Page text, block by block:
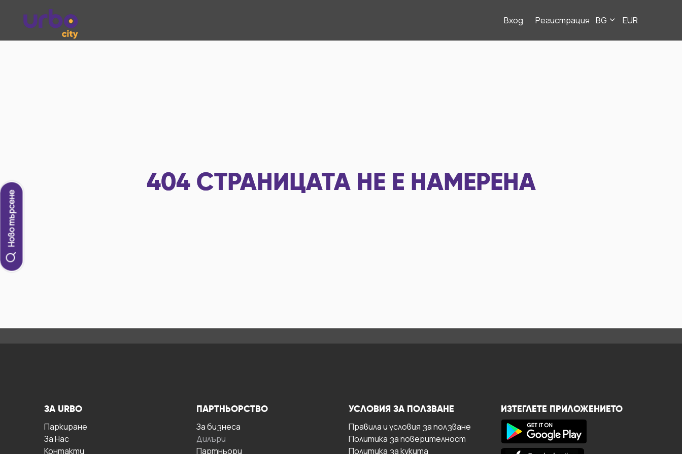
Вход Регистрация BG EUR
Ново търсене
404 СТРАНИЦАТА НЕ Е НАМЕРЕНА
ЗА URBO
Паркиране
За Hас
Контакти
ПАРТНЬОРСТВО
За бизнесa
Дилъри
Партньори
УСЛОВИЯ ЗА ПОЛЗВАНЕ
Правила и условия за ползване
Политика за поверителност
Политика за кукита
ИЗТЕГЛЕТЕ ПРИЛОЖЕНИЕТО